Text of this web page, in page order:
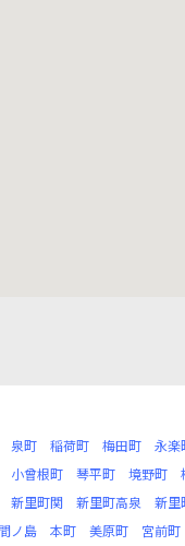
泉町 稲荷町 梅田町 永楽
小曾根町 琴平町 境野町
新里町関 新里町高泉 新里
ノ島 本町 美原町 宮前町